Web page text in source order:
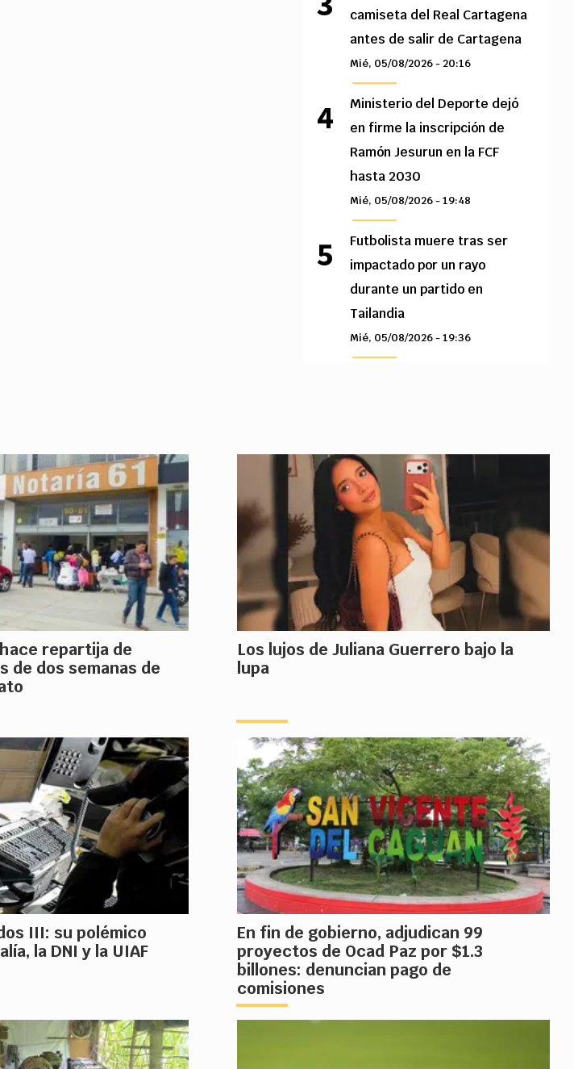
camiseta del Real Cartagena
antes de salir de Cartagena
Mié, 05/08/2026 - 20:16
Ministerio del Deporte dejó
en firme la inscripción de
Ramón Jesurun en la FCF
hasta 2030
Mié, 05/08/2026 - 19:48
Futbolista muere tras ser
impactado por un rayo
durante un partido en
Tailandia
Mié, 05/08/2026 - 19:36
repartija de
de dos semanas de
Los lujos de Juliana Guerrero bajo la
lupa
III: su polémico
la DNI y la UIAF
En fin de gobierno, adjudican 99
proyectos de Ocad Paz por $1.3
billones: denuncian pago de
comisiones